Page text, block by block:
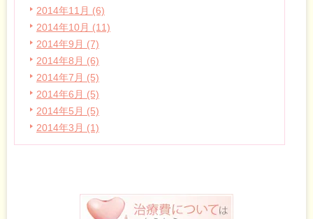
2014年11月 (6)
2014年10月 (11)
2014年9月 (7)
2014年8月 (6)
2014年7月 (5)
2014年6月 (5)
2014年5月 (5)
2014年3月 (1)